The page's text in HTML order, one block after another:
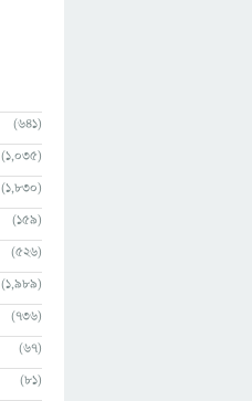
(641)
(1,035)
(1,830)
(159)
(526)
(1,989)
(736)
(67)
(81)